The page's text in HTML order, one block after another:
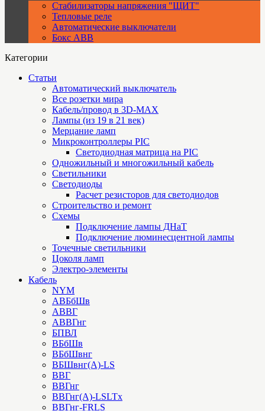
Стабилизаторы напряжения "ЩИТ"
Тепловые реле
Автоматические выключатели
Бокс ABB
Категории
Статьи
Автоматический выключатель
Все розетки мира
Кабель/провод в 3D-MAX
Лампы (из 19 в 21 век)
Мерцание ламп
Микроконтроллеры PIC
Cветодиодная матрица на PIC
Одножильный и многожильный кабель
Светильники
Светодиоды
Расчет резисторов для светодиодов
Строительство и ремонт
Схемы
Подключение лампы ДНаТ
Подключение люминесцентной лампы
Точечные светильники
Цоколя ламп
Электро-элементы
Кабель
NYM
АВБбШв
АВВГ
АВВГнг
БПВЛ
ВБбШв
ВБбШвнг
ВБШвнг(А)-LS
ВВГ
ВВГнг
ВВГнг(А)-LSLTx
ВВГнг-FRLS